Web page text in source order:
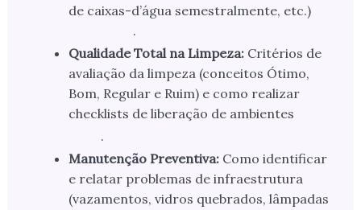
de caixas-d’água semestralmente, etc.)
.
Qualidade Total na Limpeza:Critérios de
avaliação da limpeza (conceitos Ótimo,
Bom, Regular e Ruim) e como realizar
checklists de liberação de ambientes
.
Manutenção Preventiva:Como identificar
e relatar problemas de infraestrutura
(vazamentos, vidros quebrados, lâmpadas